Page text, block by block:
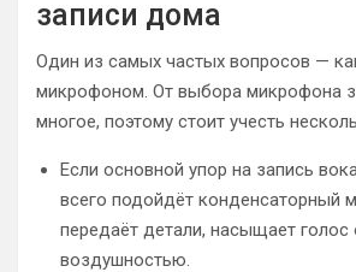
записи дома
Один из самых частых вопросов —
микрофоном. От выбора микрофона
многое, поэтому стоит учесть
Если основной упор на запись
всего подойдёт конденсаторный
передаёт детали, насыщает
воздушностью.